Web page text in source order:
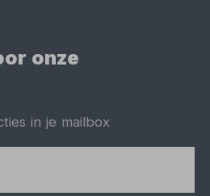
onze
in je mailbox